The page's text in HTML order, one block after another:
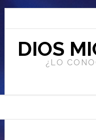
DIOS
¿LO